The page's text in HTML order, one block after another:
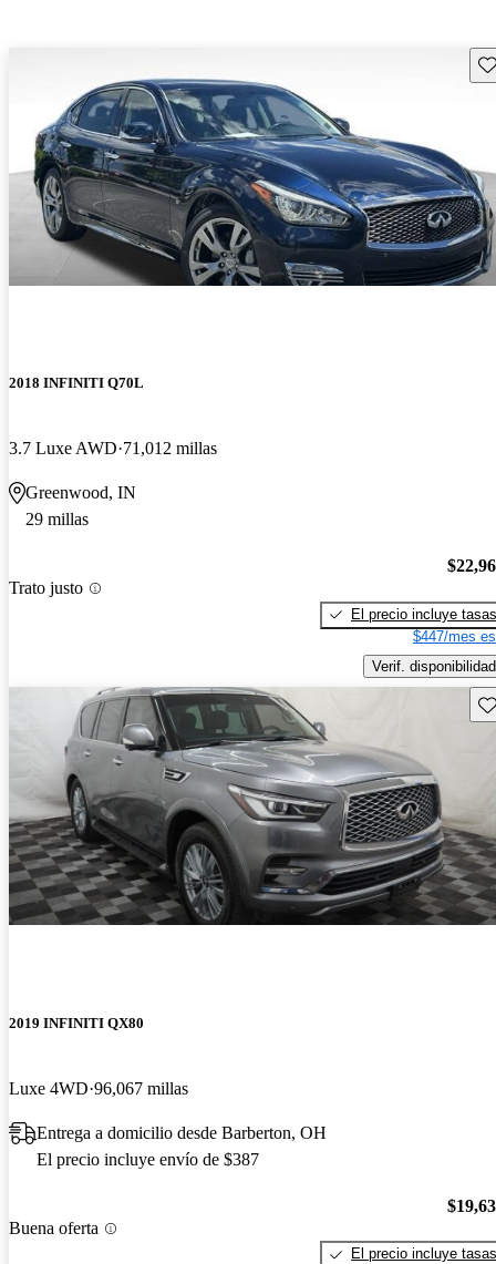
2018 INFINITI Q70L
3.7 Luxe AWD 71,012 millas
Greenwood, IN
29 millas
Trato justo
El precio incluye tasas
$447/mes
Verif. disponibilidad
2019 INFINITI QX80
Luxe 4WD 96,067 millas
Entrega a domicilio desde Barberton, OH
El precio incluye envío de $387
Buena oferta
El precio incluye tasas